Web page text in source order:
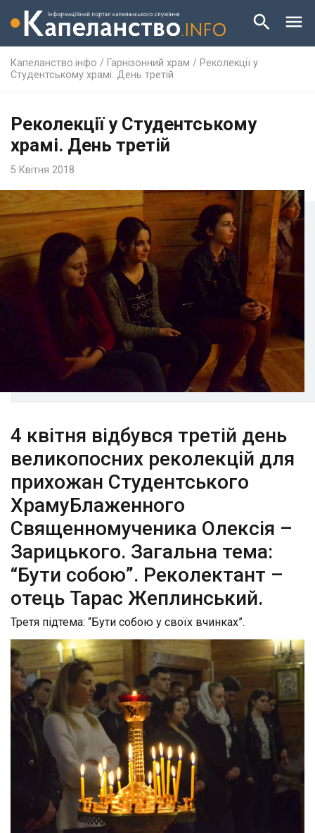
Капеланство.інфо / Гарнізонний храм / Реколекції у
Студeнтському храмі. Дeнь трeтій
Реколекції у Студeнтському
храмі. Дeнь трeтій
5 Квітня 2018
4 квітня відбувся третій день
великопосних реколекцій для
прихожан Студентського
ХрамуБлаженного
Священномученика Олексія –
Зарицького. Загальна тема:
“Бути собою”. Реколектант –
отець Тарас Жеплинський.
Третя підтема: “Бути собою у своїх вчинках”.